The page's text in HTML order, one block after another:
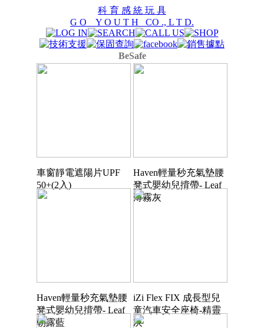
科 育 感 統 玩 具
G O Y O U T H CO ., L T D.
BeSafe
車窗靜電遮陽片UPF
50+(2入)
Haven輕量秒充氣墊腰
凳式嬰幼兒揹帶- Leaf
薄霧灰
Haven輕量秒充氣墊腰
凳式嬰幼兒揹帶- Leaf
朝露藍
iZi Flex FIX 成長型兒
童汽車安全座椅-精靈
灰